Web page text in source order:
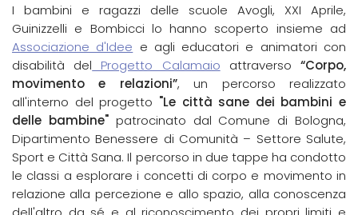
I bambini e ragazzi delle scuole Avogli, XXI Aprile,
Guinizzelli e Bombicci lo hanno scoperto insieme ad
Associazione d'Idee e agli educatori e animatori con
disabilità del Progetto Calamaio attraverso“Corpo,
movimento e relazioni”, un percorso realizzato
all'interno del progetto "Le città sane dei bambini e
delle bambine"patrocinato dal Comune di Bologna,
Dipartimento Benessere di Comunità – Settore Salute,
Sport e Città Sana. Il percorso in due tappe ha condotto
le classi a esplorare i concetti di corpo e movimento in
relazione alla percezione e allo spazio, alla conoscenza